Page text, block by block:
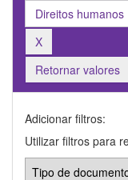
Retornar valores
Adicionar filtros:
Utilizar filtros para